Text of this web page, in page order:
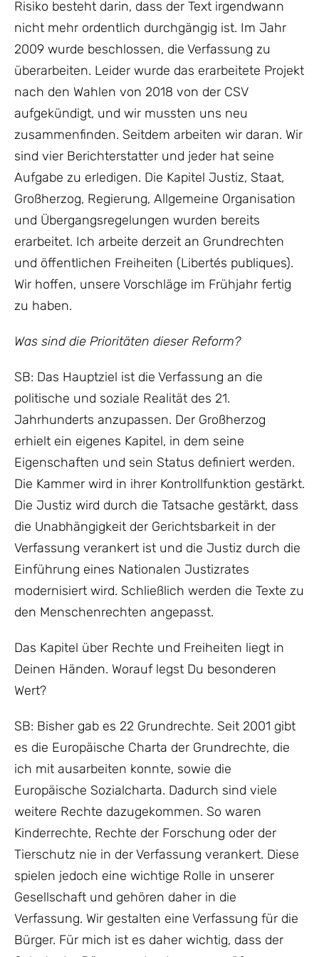
Risiko besteht darin, dass der Text irgendwann
nicht mehr ordentlich durchgängig ist. Im Jahr
2009 wurde beschlossen, die Verfassung zu
überarbeiten. Leider wurde das erarbeitete Projekt
nach den Wahlen von 2018 von der CSV
aufgekündigt, und wir mussten uns neu
zusammenfinden. Seitdem arbeiten wir daran. Wir
sind vier Berichterstatter und jeder hat seine
Aufgabe zu erledigen. Die Kapitel Justiz, Staat,
Großherzog, Regierung, Allgemeine Organisation
und Übergangsregelungen wurden bereits
erarbeitet. Ich arbeite derzeit an Grundrechten
und öffentlichen Freiheiten (Libertés publiques).
Wir hoffen, unsere Vorschläge im Frühjahr fertig
zu haben.
Was sind die Prioritäten dieser Reform?
SB: Das Hauptziel ist die Verfassung an die
politische und soziale Realität des 21.
Jahrhunderts anzupassen. Der Großherzog
erhielt ein eigenes Kapitel, in dem seine
Eigenschaften und sein Status definiert werden.
Die Kammer wird in ihrer Kontrollfunktion gestärkt.
Die Justiz wird durch die Tatsache gestärkt, dass
die Unabhängigkeit der Gerichtsbarkeit in der
Verfassung verankert ist und die Justiz durch die
Einführung eines Nationalen Justizrates
modernisiert wird. Schließlich werden die Texte zu
den Menschenrechten angepasst.
Das Kapitel über Rechte und Freiheiten liegt in
Deinen Händen. Worauf legst Du besonderen
Wert?
SB: Bisher gab es 22 Grundrechte. Seit 2001 gibt
es die Europäische Charta der Grundrechte, die
ich mit ausarbeiten konnte, sowie die
Europäische Sozialcharta. Dadurch sind viele
weitere Rechte dazugekommen. So waren
Kinderrechte, Rechte der Forschung oder der
Tierschutz nie in der Verfassung verankert. Diese
spielen jedoch eine wichtige Rolle in unserer
Gesellschaft und gehören daher in die
Verfassung. Wir gestalten eine Verfassung für die
Bürger. Für mich ist es daher wichtig, dass der